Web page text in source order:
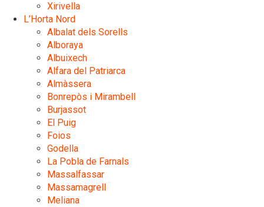
Xirivella
L’Horta Nord
Albalat dels Sorells
Alboraya
Albuixech
Alfara del Patriarca
Almàssera
Bonrepòs i Mirambell
Burjassot
El Puig
Foios
Godella
La Pobla de Farnals
Massalfassar
Massamagrell
Meliana